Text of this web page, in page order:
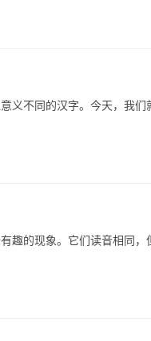
义不同的汉字。今天，我们
的现象。它们读音相同，